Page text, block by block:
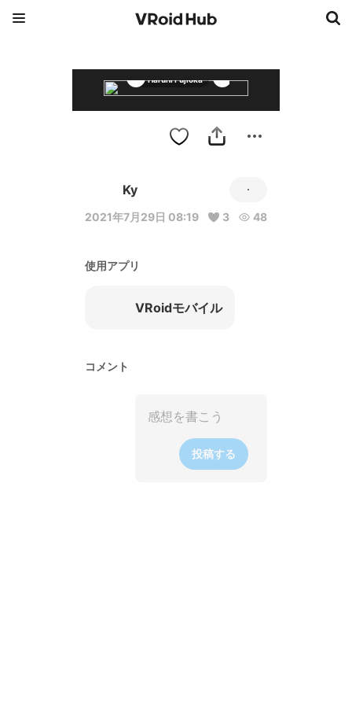
Haruhi Fujioka Royale High OCs
Ky
2021年7月29日 08:19 3 48
使用アプリ
VRoidモバイル
コメント
投稿する